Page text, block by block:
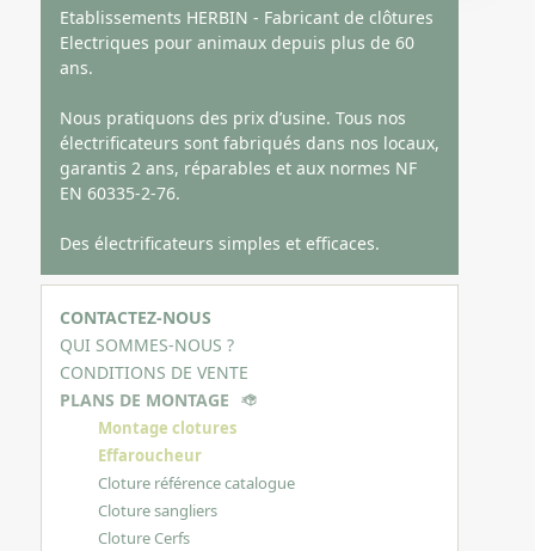
Etablissements HERBIN - Fabricant de clôtures
Electriques pour animaux depuis plus de 60
ans.
Nous pratiquons des prix d’usine. Tous nos
électrificateurs sont fabriqués dans nos locaux,
garantis 2 ans, réparables et aux normes NF
EN 60335-2-76.
Des électrificateurs simples et efficaces.
CONTACTEZ-NOUS
QUI SOMMES-NOUS ?
CONDITIONS DE VENTE
PLANS DE MONTAGE
Montage clotures
Effaroucheur
Cloture référence catalogue
Cloture sangliers
Cloture Cerfs